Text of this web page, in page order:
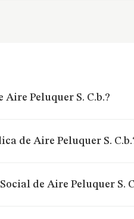
Aire Peluquer S. C.b.?
de Aire Peluquer S.
de Aire Peluquer S.